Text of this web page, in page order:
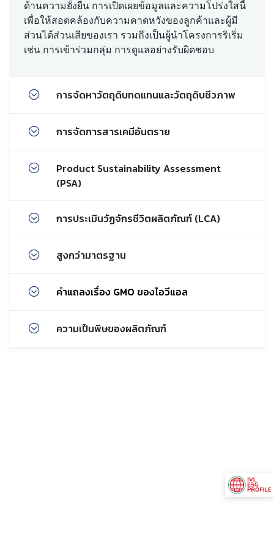
ด้านความยั่งยืน การเปิดเผยข้อมูลและความโปร่งใสนี้
เพื่อให้สอดคล้องกับความคาดหวังของลูกค้าและผู้มี
ส่วนได้ส่วนเสียของเรา รวมถึงเป็นผู้นำโครงการริเริ่ม
เช่น การเข้าร่วมกลุ่ม การดูแลอย่างรับผิดชอบ
การจัดหาวัตถุดิบทดแทนและวัตถุดิบชีวภาพ
การจัดการสารเคมีอันตราย
Product Sustainability Assessment
(PSA)
การประเมินวัฏจักรชีวิตผลิตภัณฑ์ (LCA)
สูงกว่ามาตรฐาน
คำแถลงเรื่อง GMO ของไอวีแอล
ความเป็นพิษของผลิตภัณฑ์